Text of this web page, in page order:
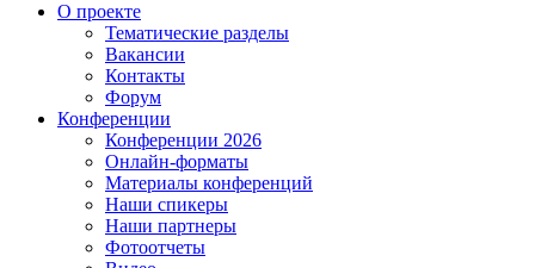
О проекте
Тематические разделы
Вакансии
Контакты
Форум
Конференции
Конференции 2026
Онлайн-форматы
Материалы конференций
Наши спикеры
Наши партнеры
Фотоотчеты